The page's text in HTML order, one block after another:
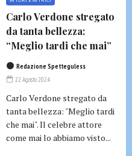
Carlo Verdone stregato
da tanta bellezza:
“Meglio tardi che mai”
Redazione Spetteguless
22 Agosto 2024
Carlo Verdone stregato da
tanta bellezza: "Meglio tardi
che mai". Il celebre attore
come mai lo abbiamo visto...